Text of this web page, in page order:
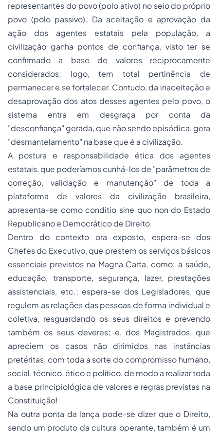
representantes do povo (polo ativo) no seio do próprio
povo (polo passivo). Da aceitação e aprovação da
ação dos agentes estatais pela população, a
civilização ganha pontos de confiança, visto ter se
confirmado a base de valores reciprocamente
considerados; logo, tem total pertinência de
permanecer e se fortalecer. Contudo, da inaceitação e
desaprovação dos atos desses agentes pelo povo, o
sistema entra em desgraça por conta da
"desconfiança" gerada, que não sendo episódica, gera
"desmantelamento" na base que é a civilização.
A postura e responsabilidade ética dos agentes
estatais, que poderíamos cunhá-los de "parâmetros de
correção, validação e manutenção" de toda a
plataforma de valores da civilização brasileira,
apresenta-se como conditio sine quo non do Estado
Republicano e Democrático de Direito.
Dentro do contexto ora exposto, espera-se dos
Chefes do Executivo, que prestem os serviços básicos
essenciais previstos na Magna Carta, como: a saúde,
educação, transporte, segurança, lazer, prestações
assistenciais, etc.; espera-se dos Legisladores, que
regulem as relações das pessoas de forma individual e
coletiva, resguardando os seus direitos e prevendo
também os seus deveres; e, dos Magistrados, que
apreciem os casos não dirimidos nas instâncias
pretéritas, com toda a sorte do compromisso humano,
social, técnico, ético e político, de modo a realizar toda
a base principiológica de valores e regras previstas na
Constituição!
Na outra ponta da lança pode-se dizer que o Direito,
sendo um produto da cultura operante, também é um